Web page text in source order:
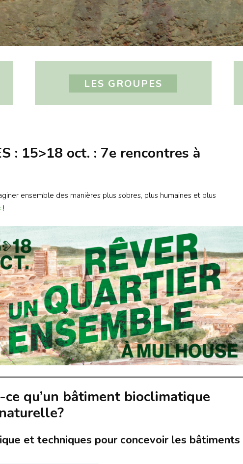
LES GROUPES
: 15>18 oct. : 7e rencontres à
ensemble des manières plus sobres, plus humaines et plus
!
ce qu’un bâtiment bioclimatique
et techniques pour concevoir les bâtiments